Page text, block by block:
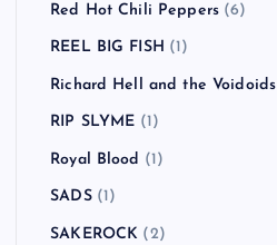
Red Hot Chili Peppers (6)
REEL BIG FISH (1)
Richard Hell and the Voidoids
RIP SLYME (1)
Royal Blood (1)
SADS(1)
SAKEROCK (2)